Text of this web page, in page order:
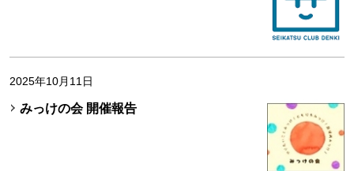
2025年10月11日
みっけの会 開催報告